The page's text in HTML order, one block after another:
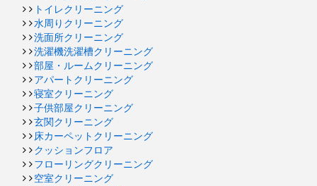
トイレクリーニング
水周りクリーニング
洗面所クリーニング
洗濯機洗濯槽クリーニング
部屋・ルームクリーニング
アパートクリーニング
寝室クリーニング
子供部屋クリーニング
玄関クリーニング
床カーペットクリーニング
クッションフロア
フローリングクリーニング
空室クリーニング